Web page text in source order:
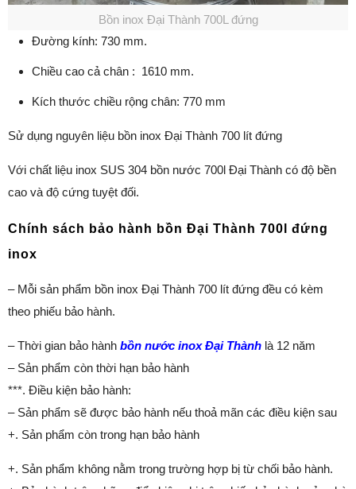
Bồn inox Đại Thành 700L đứng
Đường kính: 730 mm.
Chiều cao cả chân : 1610 mm.
Kích thước chiều rộng chân: 770 mm
Sử dụng nguyên liệu bồn inox Đại Thành 700 lít đứng
Với chất liệu inox SUS 304 bồn nước 700l Đại Thành có độ bền
cao và độ cứng tuyệt đối.
Chính sách bảo hành bồn Đại Thành 700l đứng
inox
– Mỗi sản phẩm bồn inox Đại Thành 700 lít đứng đều có kèm
theo phiếu bảo hành.
– Thời gian bảo hành bồn nước inox Đại Thành là 12 năm
– Sản phẩm còn thời hạn bảo hành
***. Điều kiện bảo hành:
– Sản phẩm sẽ được bảo hành nếu thoả mãn các điều kiện sau
+. Sản phẩm còn trong hạn bảo hành
+. Sản phẩm không nằm trong trường hợp bị từ chối bảo hành.